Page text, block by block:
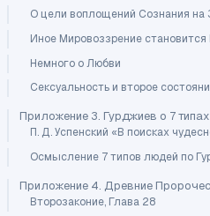
О цели воплощений Сознания на
Иное Мировоззрение
Немного о Любви
Сексуальность и второе
Приложение 3. Гурджиев о 7
П. Д. Успенский «В поисках
Осмысление 7 типов людей по
Приложение 4. Древние
Второзаконие, Глава 28